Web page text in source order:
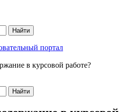
Найти
портал
в курсовой работе?
Найти